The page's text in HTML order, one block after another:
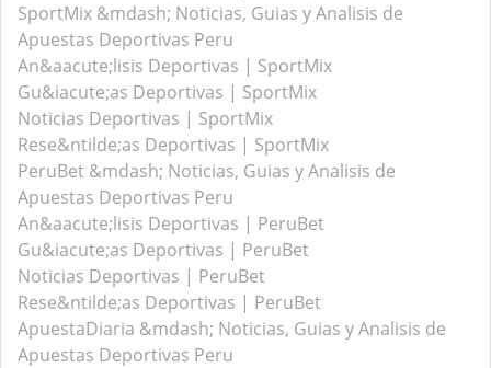
SportMix &mdash; Noticias, Guias y Analisis de
Apuestas Deportivas Peru
An&aacute;lisis Deportivas | SportMix
Gu&iacute;as Deportivas | SportMix
Noticias Deportivas | SportMix
Rese&ntilde;as Deportivas | SportMix
PeruBet &mdash; Noticias, Guias y Analisis de
Apuestas Deportivas Peru
An&aacute;lisis Deportivas | PeruBet
Gu&iacute;as Deportivas | PeruBet
Noticias Deportivas | PeruBet
Rese&ntilde;as Deportivas | PeruBet
ApuestaDiaria &mdash; Noticias, Guias y Analisis de
Apuestas Deportivas Peru